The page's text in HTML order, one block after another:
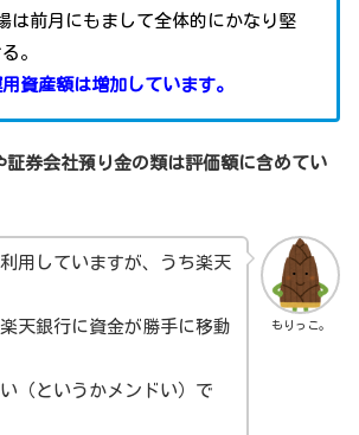
は前月にもまして全体的にかなり堅
。
資産額は増加しています。
証券会社預り金の類は評価額に含めてい
もりっこ。
用していますが、うち楽天
天銀行に資金が勝手に移動
（というかメンドい）で